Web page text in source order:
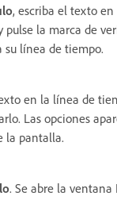
, escriba el texto
pulse la marca de
su línea de tiempo.
en la línea de
Las opciones
la pantalla.
. Se abre la ventana